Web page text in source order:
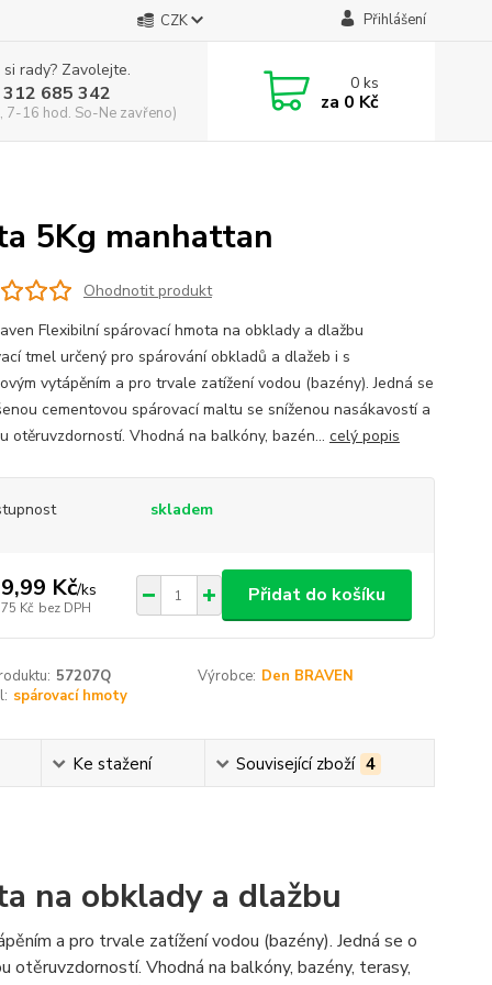
CZK Přihlášení
rady? Zavolejte.
685 342
7-16 hod. So-Ne zavřeno)
0ks
za 0 Kč
5Kg manhattan
Ohodnotit produkt
Flexibilní spárovací hmota na obklady a dlažbu
tmel určený pro spárování obkladů a dlažeb i s
vytápěním a pro trvale zatížení vodou (bazény). Jedná se
cementovou spárovací maltu se sníženou nasákavostí a
otěruvzdorností. Vhodná na balkóny, bazén... celý popis
skladem
Kč/ks
Kč bez DPH
Přidat do košíku
57207Q Výrobce: Den BRAVEN
spárovací hmoty
Ke stažení Související zboží 4
na obklady a dlažbu
a pro trvale zatížení vodou (bazény). Jedná se o
Vhodná na balkóny, bazény, terasy,